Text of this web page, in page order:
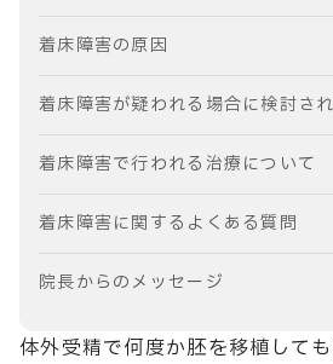
着床障害の原因
着床障害が疑われる場合に検討さ
着床障害で行われる治療について
着床障害に関するよくある質問
院長からのメッセージ
体外受精で何度か胚を移植して